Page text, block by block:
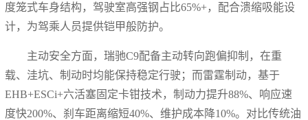
度笼式车身结构，驾驶室高强钢占比65%+，配合溃缩吸能设
计，为驾乘人员提供铠甲般防护。
主动安全方面，瑞驰C9配备主动转向跑偏抑制，在重
载、洼坑、制动时均能保持稳定行驶；而雷霆制动，基于
EHB+ESCi+六活塞固定卡钳技术，制动力提升88%、响应速
度快200%、刹车距离缩短40%、维护成本降10%。对比传统油